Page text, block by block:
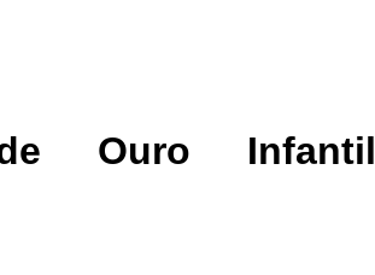
Ouro Infantil